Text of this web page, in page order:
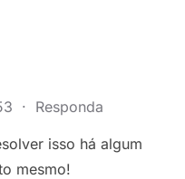
· Responda
isso há algum
mesmo!